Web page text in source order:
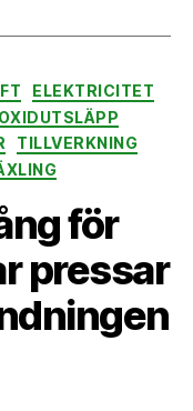
ELEKTRICITET
TILLVERKNING
för
pressar